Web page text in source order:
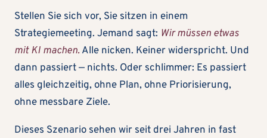
Stellen Sie sich vor, Sie sitzen in einem
Strategiemeeting. Jemand sagt: Wir müssen etwas
mit KI machen. Alle nicken. Keiner widerspricht. Und
dann passiert — nichts. Oder schlimmer: Es passiert
alles gleichzeitig, ohne Plan, ohne Priorisierung,
ohne messbare Ziele.
Dieses Szenario sehen wir seit drei Jahren in fast